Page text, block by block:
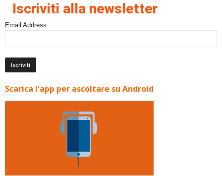
Iscriviti alla newsletter
Email Address
Scarica l'app per ascoltare su Android